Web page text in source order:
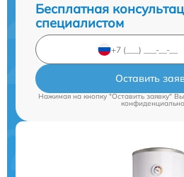
Бесплатная
специалистом
Оставить
Нажимая на кнопку "Оставить заявку"